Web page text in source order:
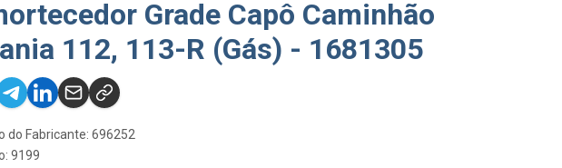
Grade Capô Caminhão
112, 113-R (Gás) - 1681305
do Fabricante: 696252
9199